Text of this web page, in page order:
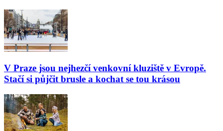
V Praze jsou nejhezčí venkovní kluziště v Evropě.
Stačí si půjčit brusle a kochat se tou krásou